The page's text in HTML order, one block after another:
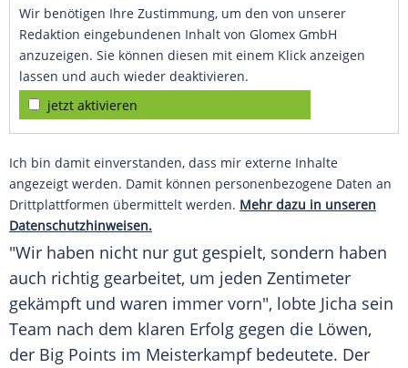
Wir benötigen Ihre Zustimmung, um den von unserer
Redaktion eingebundenen Inhalt von Glomex GmbH
anzuzeigen. Sie können diesen mit einem Klick anzeigen
lassen und auch wieder deaktivieren.
jetzt aktivieren
Ich bin damit einverstanden, dass mir externe Inhalte
angezeigt werden. Damit können personenbezogene Daten an
Drittplattformen übermittelt werden. Mehr dazu in unseren
Datenschutzhinweisen.
"Wir haben nicht nur gut gespielt, sondern haben
auch richtig gearbeitet, um jeden Zentimeter
gekämpft und waren immer vorn", lobte Jicha sein
Team nach dem klaren Erfolg gegen die Löwen,
der Big Points im Meisterkampf bedeutete. Der